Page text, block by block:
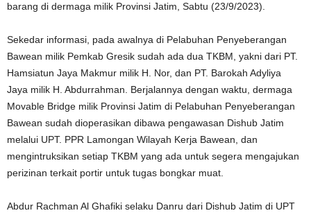
barang di dermaga milik Provinsi Jatim, Sabtu (23/9/2023).
Sekedar informasi, pada awalnya di Pelabuhan Penyeberangan
Bawean milik Pemkab Gresik sudah ada dua TKBM, yakni dari PT.
Hamsiatun Jaya Makmur milik H. Nor, dan PT. Barokah Adyliya
Jaya milik H. Abdurrahman. Berjalannya dengan waktu, dermaga
Movable Bridge milik Provinsi Jatim di Pelabuhan Penyeberangan
Bawean sudah dioperasikan dibawa pengawasan Dishub Jatim
melalui UPT. PPR Lamongan Wilayah Kerja Bawean, dan
mengintruksikan setiap TKBM yang ada untuk segera mengajukan
perizinan terkait portir untuk tugas bongkar muat.
Abdur Rachman Al Ghafiki selaku Danru dari Dishub Jatim di UPT